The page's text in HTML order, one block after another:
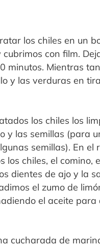
los chiles en un
con film.
minutos. Mientras
y las verduras en
los chiles los
y las semillas (para
semillas). En el
los chiles, el comino,
dientes de ajo y la
el zumo de
el aceite para
cucharada de